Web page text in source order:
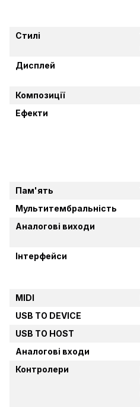
Стилі
Дисплей
Композиції
Ефекти
Пам'ять
Мультитембральність
Аналогові виходи
Інтерфейси
MIDI
USB TO DEVICE
USB TO HOST
Аналогові входи
Контролери